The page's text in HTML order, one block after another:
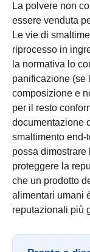
La polvere non
essere venduta
Le vie di
riprocesso in
la normativa lo
panificazione (se
composizione e
per il resto
documentazione
smaltimento end-
possa
proteggere la
che un prodotto
alimentari umani
reputazionali più